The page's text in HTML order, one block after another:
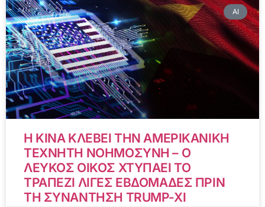
AI
Η ΚΙΝΑ ΚΛΕΒΕΙ ΤΗΝ ΑΜΕΡΙΚΑΝΙΚΗ
ΤΕΧΝΗΤΗ ΝΟΗΜΟΣΥΝΗ – Ο
ΛΕΥΚΟΣ ΟΙΚΟΣ ΧΤΥΠΑΕΙ ΤΟ
ΤΡΑΠΕΖΙ ΛΙΓΕΣ ΕΒΔΟΜΑΔΕΣ ΠΡΙΝ
ΤΗ ΣΥΝΑΝΤΗΣΗ TRUMP-XI